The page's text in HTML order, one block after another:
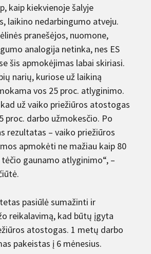
kaip kiekvienoje šalyje
laikino nedarbingumo atveju.
pranešėjos, nuomone,
analogija netinka, nes ES
šis apmokėjimas labai skiriasi.
narių, kuriose už laikiną
vos 25 proc. atlyginimo.
už vaiko priežiūros atostogas
proc. darbo užmokesčio. Po
rezultatas – vaiko priežiūros
apmokėti ne mažiau kaip 80
gaunamo atlyginimo“, –
pasiūlė sumažinti ir
reikalavimą, kad būtų įgyta
atostogas. 1 metų darbo
pakeistas į 6 mėnesius.